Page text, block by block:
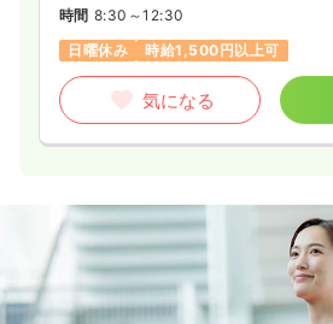
時間 8:30～12:30
日曜休み
時給1,500円以上可
気になる